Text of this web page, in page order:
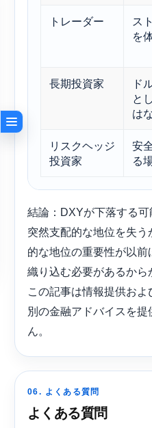
トレーダー
ス
を
長期投資家
ド
と
は
リスクヘッジ
投資家
安
る
結論：DXYが下落する
突然支配的な地位を失
的な地位の重要性が以
織り込む必要があるから
この記事は情報提供お
別の金融アドバイスを
ん。
06. よくある質問
よくある質問